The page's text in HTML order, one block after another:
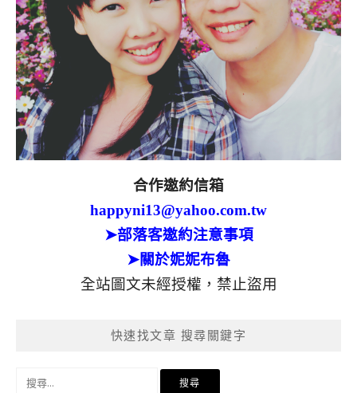
合作邀約信箱
happyni13@yahoo.com.tw
➤部落客邀約注意事項
➤關於妮妮布魯
全站圖文未經授權，禁止盜用
快速找文章 搜尋關鍵字